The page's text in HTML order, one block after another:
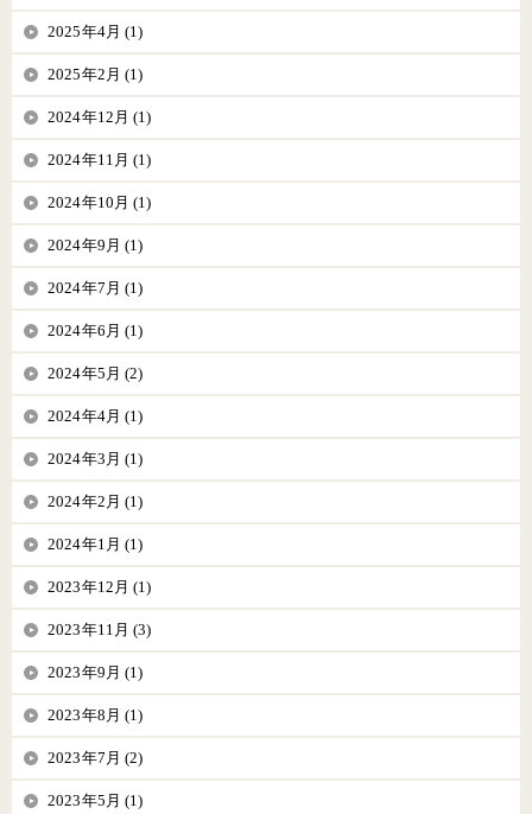
2025年4月 (1)
2025年2月 (1)
2024年12月 (1)
2024年11月 (1)
2024年10月 (1)
2024年9月 (1)
2024年7月 (1)
2024年6月 (1)
2024年5月 (2)
2024年4月 (1)
2024年3月 (1)
2024年2月 (1)
2024年1月 (1)
2023年12月 (1)
2023年11月 (3)
2023年9月 (1)
2023年8月 (1)
2023年7月 (2)
2023年5月 (1)